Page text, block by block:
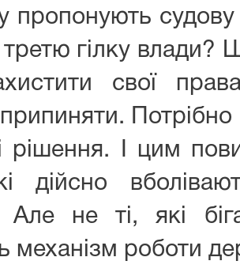
пропонують
гілку влади?
свої
рішення. І цим
дійсно
Але не ті, які
механізм роботи